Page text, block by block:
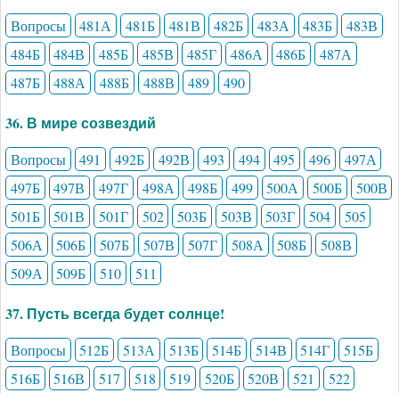
Вопросы 481А 481Б 481В 482Б 483А 483Б
483В
484Б
484В 485Б 485В 485Г 486А 486Б
487А
487Б
488А 488Б 488В 489 490
36. В мире созвездий
Вопросы 491 492Б 492В 493 494 495 496
497А
497Б
497В 497Г 498А 498Б 499 500А 500Б
500В
501Б
501В 501Г 502 503Б 503В 503Г 504
505
506А
506Б 507Б 507В 507Г 508А 508Б
508В
509А
509Б 510 511
37. Пусть всегда будет солнце!
Вопросы 512Б 513А 513Б 514Б 514В 514Г
515Б
516Б
516В 517 518 519 520Б 520В 521
522